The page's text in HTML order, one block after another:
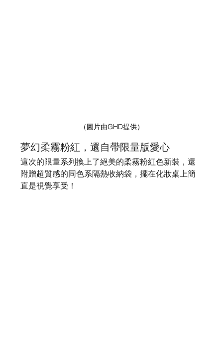
（圖片由GHD提供）
夢幻柔霧粉紅，還自帶限量版愛心
這次的限量系列換上了絕美的柔霧粉紅色新裝，還
附贈超質感的同色系隔熱收納袋，擺在化妝桌上簡
直是視覺享受！